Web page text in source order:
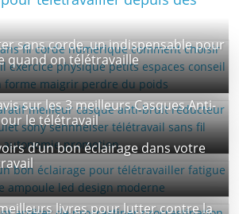
sans corde, un indispensable pour
quand on télétravaille
sur les 3 meilleurs Casques Anti-
le télétravail
d’un bon éclairage dans votre
livres pour lutter contre la